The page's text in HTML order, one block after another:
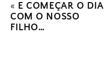
« E COMEÇAR O DIA
COM O NOSSO
FILHO…